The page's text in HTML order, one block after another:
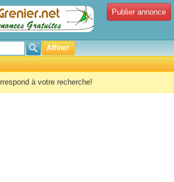
Publier annonce
Affiner
à votre recherche!